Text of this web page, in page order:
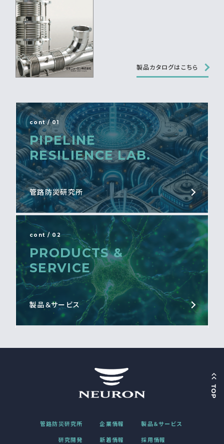
製品カタログはこちら
cont / 01
PIPELINE
RESILIENCE LAB.
管路防災研究所
cont / 02
PRODUCTS &
SERVICE
製品＆サービス
管路防災研究所 企業情報 製品＆サービス
研究開発 新着情報 採用情報